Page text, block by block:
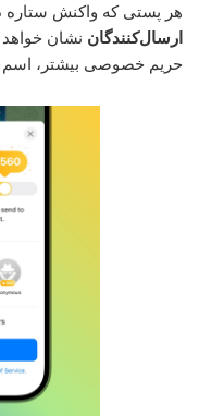
هر پستی که واکنش ستاره
ارسال‌کنندگان نشان خواهد
حریم خصوصی بیشتر، اسم